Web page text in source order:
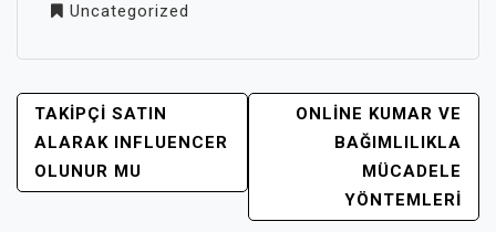
Uncategorized
YAZI
GEZINMESI
TAKIPÇI SATIN
ALARAK INFLUENCER
OLUNUR MU
ONLINE KUMAR VE
BAĞIMLILIKLA
MÜCADELE
YÖNTEMLERI